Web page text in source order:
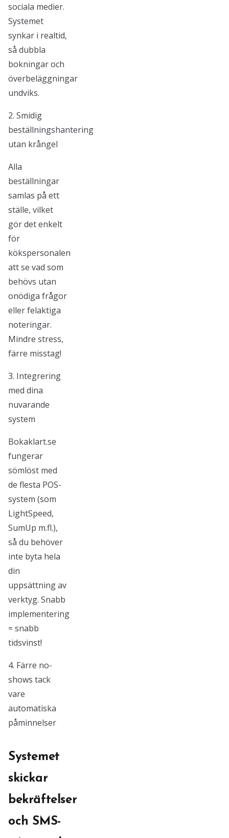
sociala medier.
Systemet
synkar i realtid,
så dubbla
bokningar och
överbeläggningar
undviks.
2. Smidig
beställningshantering
utan krångel
Alla
beställningar
samlas på ett
ställe, vilket
gör det enkelt
för
kökspersonalen
att se vad som
behövs utan
onödiga frågor
eller felaktiga
noteringar.
Mindre stress,
färre misstag!
3. Integrering
med dina
nuvarande
system
Bokaklart.se
fungerar
sömlöst med
de flesta POS-
system (som
LightSpeed,
SumUp m.fl.),
så du behöver
inte byta hela
din
uppsättning av
verktyg. Snabb
implementering
= snabb
tidsvinst!
4. Färre no-
shows tack
vare
automatiska
påminnelser
Systemet
skickar
bekräftelser
och SMS-